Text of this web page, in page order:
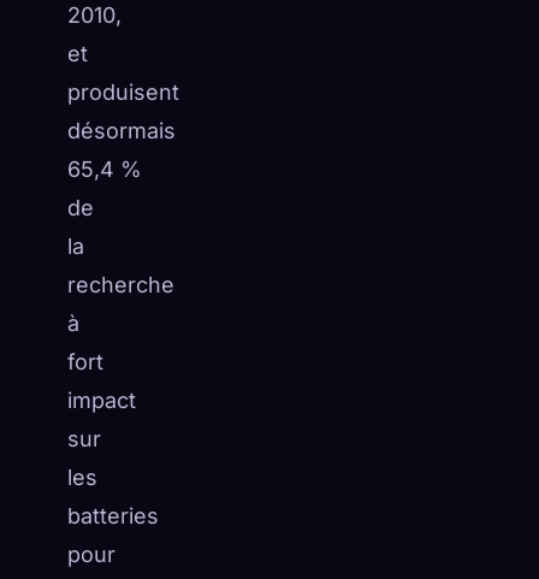
2010,
et
produisent
désormais
65,4 %
de
la
recherche
à
fort
impact
sur
les
batteries
pour